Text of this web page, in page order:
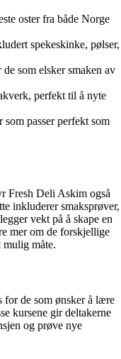
oster fra både Norge
spekeskinke, pølser,
som elsker smaken av
perfekt til å nyte
passer perfekt som
Fresh Deli Askim også
inkluderer smaksprøver,
vekt på å skape en
mer om de forskjellige
mulig måte.
for de som ønsker å lære
kursene gir deltakerne
og prøve nye